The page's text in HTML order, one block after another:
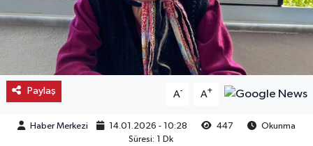
Paylaş A- A+
Haber Merkezi 14.01.2026 - 10:28 447
Okunma
Süresi: 1 Dk
Laçin
Mecitözü